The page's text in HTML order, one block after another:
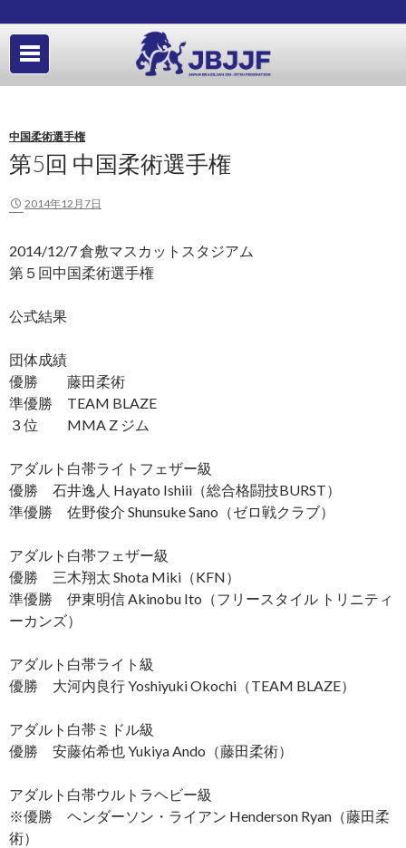
中国柔術選手権
第5回 中国柔術選手権
2014年12月7日
2014/12/7 倉敷マスカットスタジアム
第５回中国柔術選手権
公式結果
団体成績
優勝 藤田柔術
準優勝 TEAM BLAZE
３位 MMA Z ジム
アダルト白帯ライトフェザー級
優勝 石井逸人 Hayato Ishiii（総合格闘技BURST）
準優勝 佐野俊介 Shunsuke Sano（ゼロ戦クラブ）
アダルト白帯フェザー級
優勝 三木翔太 Shota Miki（KFN）
準優勝 伊東明信 Akinobu Ito（フリースタイル トリニティ
ーカンズ）
アダルト白帯ライト級
優勝 大河内良行 Yoshiyuki Okochi（TEAM BLAZE）
アダルト白帯ミドル級
優勝 安藤佑希也 Yukiya Ando（藤田柔術）
アダルト白帯ウルトラヘビー級
※優勝 ヘンダーソン・ライアン Henderson Ryan（藤田柔
術）